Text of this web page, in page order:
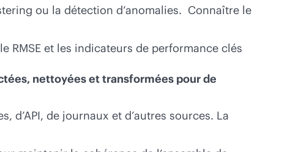
ou la détection d’anomalies. Connaître le
RMSE et les indicateurs de performance clés
nettoyées et transformées pour de
d’API, de journaux et d’autres sources. La